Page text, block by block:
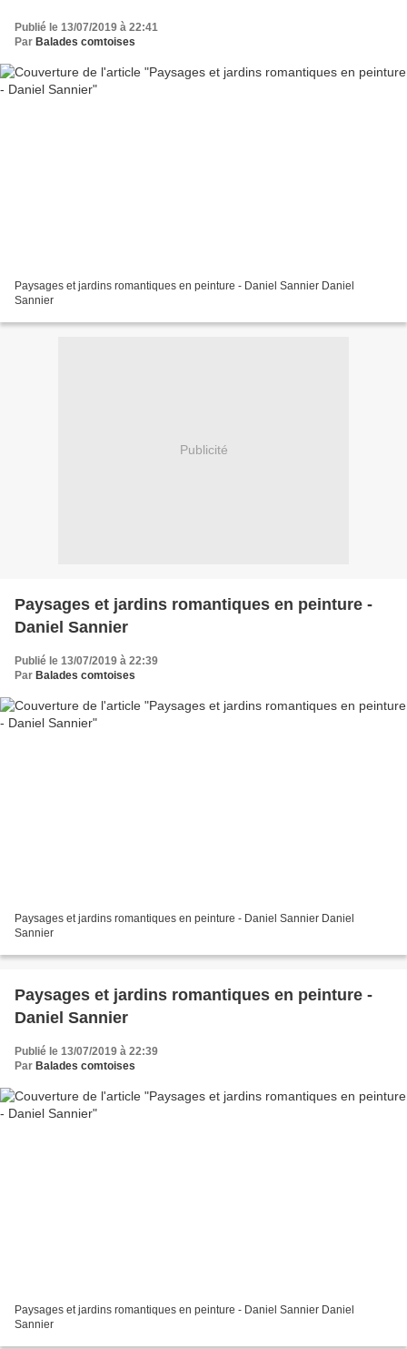
Publié le 13/07/2019 à 22:41
Par Balades comtoises
Paysages et jardins romantiques en peinture - Daniel Sannier Daniel
Sannier
Publicité
Paysages et jardins romantiques en peinture -
Daniel Sannier
Publié le 13/07/2019 à 22:39
Par Balades comtoises
Paysages et jardins romantiques en peinture - Daniel Sannier Daniel
Sannier
Paysages et jardins romantiques en peinture -
Daniel Sannier
Publié le 13/07/2019 à 22:39
Par Balades comtoises
Paysages et jardins romantiques en peinture - Daniel Sannier Daniel
Sannier